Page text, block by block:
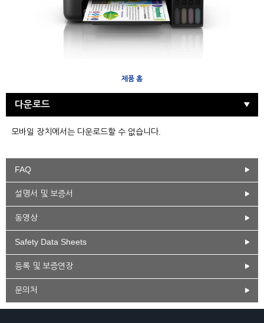
제품 홈
다운로드
모바일 장치에서는 다운로드할 수 없습니다.
FAQ
설명서 및 보증서
동영상
Safety Data Sheets
등록 및 보증연장
문의처